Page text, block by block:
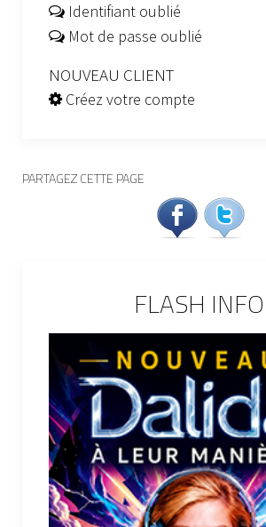
Identifiant oublié
Mot de passe oublié
NOUVEAU CLIENT
Créez votre compte
PARTAGEZ CETTE PAGE
FLASH INFO